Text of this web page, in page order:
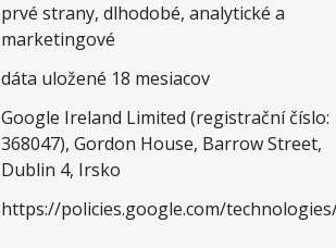
prvé strany, dlhodobé, analytické a
marketingové
dáta uložené 18 mesiacov
Google Ireland Limited (registrační číslo:
368047), Gordon House, Barrow Street,
Dublin 4, Irsko
https://policies.google.com/